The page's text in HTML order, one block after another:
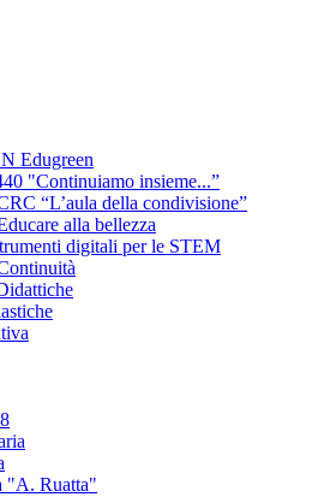
Edugreen
"Continuiamo insieme...”
“L’aula della condivisione”
alla bellezza
digitali per le STEM
"A. Ruatta"